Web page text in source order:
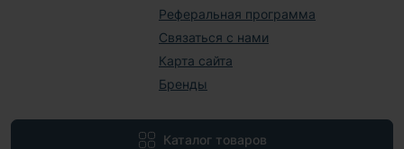
Реферальная программа
Связаться с нами
Карта сайта
Бренды
Каталог товаров